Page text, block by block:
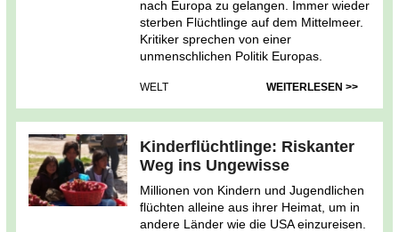
nach Europa zu gelangen. Immer wieder
sterben Flüchtlinge auf dem Mittelmeer.
Kritiker sprechen von einer
unmenschlichen Politik Europas.
WELT WEITERLESEN >>
Kinderflüchtlinge: Riskanter
Weg ins Ungewisse
Millionen von Kindern und Jugendlichen
flüchten alleine aus ihrer Heimat, um in
andere Länder wie die USA einzureisen.